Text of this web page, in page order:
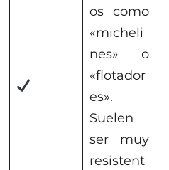
os como
«micheli
nes» o
«flotador
es».
Suelen
ser muy
resistent